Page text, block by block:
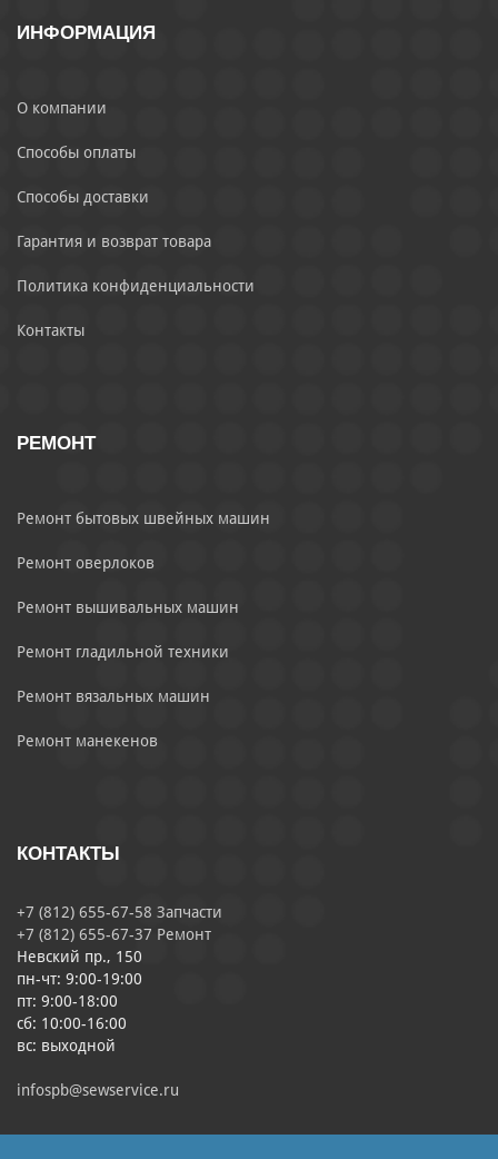
ИНФОРМАЦИЯ
О компании
Способы оплаты
Способы доставки
Гарантия и возврат товара
Политика конфиденциальности
Контакты
РЕМОНТ
Ремонт бытовых швейных машин
Ремонт оверлоков
Ремонт вышивальных машин
Ремонт гладильной техники
Ремонт вязальных машин
Ремонт манекенов
КОНТАКТЫ
+7 (812) 655-67-58 Запчасти
+7 (812) 655-67-37 Ремонт
Невский пр., 150
пн-чт: 9:00-19:00
пт: 9:00-18:00
сб: 10:00-16:00
вс: выходной
infospb@sewservice.ru